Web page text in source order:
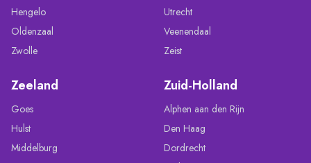
Hengelo
Oldenzaal
Zwolle
Utrecht
Veenendaal
Zeist
Zeeland
Goes
Hulst
Middelburg
Zuid-Holland
Alphen aan den Rijn
Den Haag
Dordrecht